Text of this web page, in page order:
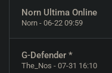
Norn Ultima Online
Norn - 06-22 09:59
G-Defender *
The_Nos - 07-31 16:10